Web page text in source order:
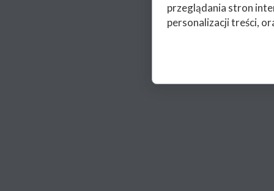
przeglądania stron
personalizacji treści,